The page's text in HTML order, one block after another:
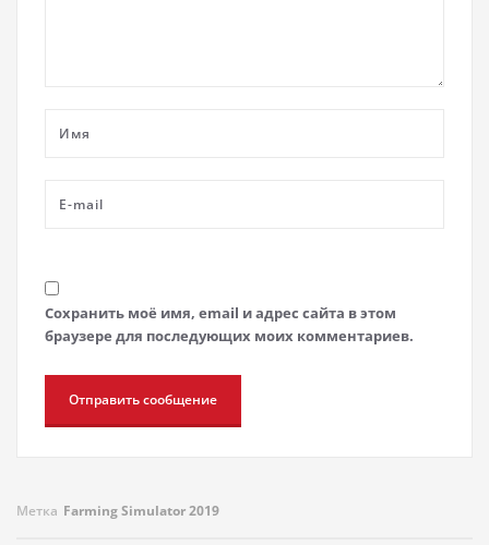
Сохранить моё имя, email и адрес сайта в этом
браузере для последующих моих комментариев.
Метка Farming Simulator 2019